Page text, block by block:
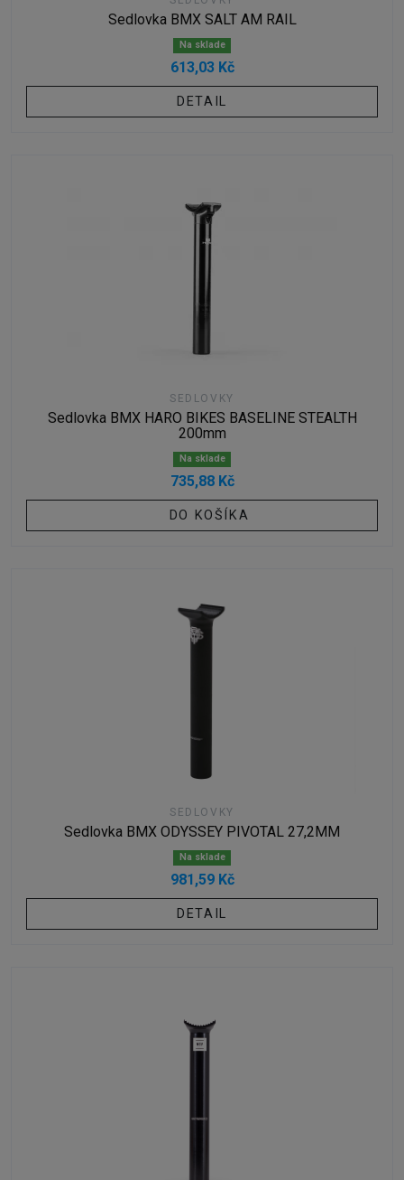
Sedlovka BMX SALT AM RAIL
Na sklade
613,03 Kč
DETAIL
SEDLOVKY
Sedlovka BMX HARO BIKES BASELINE STEALTH
200mm
Na sklade
735,88 Kč
DO KOŠÍKA
SEDLOVKY
Sedlovka BMX ODYSSEY PIVOTAL 27,2MM
Na sklade
981,59 Kč
DETAIL